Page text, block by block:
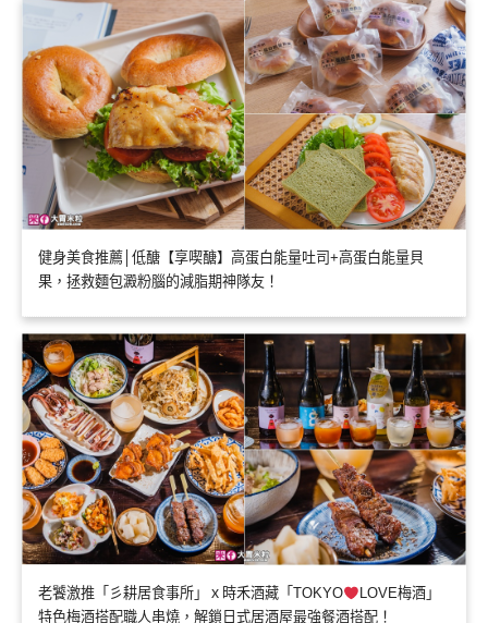
健身美食推薦│低醣【享喫醣】高蛋白能量吐司+高蛋白能量貝
果，拯救麵包澱粉腦的減脂期神隊友！
老饕激推「彡耕居食事所」ｘ時禾酒藏「TOKYO
LOVE梅酒」
特色梅酒搭配職人串燒，解鎖日式居酒屋最強餐酒搭配！